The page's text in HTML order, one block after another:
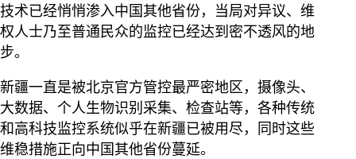
技术已经悄悄渗入中国其他省份，当局对异议、维
权人士乃至普通民众的监控已经达到密不透风的地
步。
新疆一直是被北京官方管控最严密地区，摄像头、
大数据、个人生物识别采集、检查站等，各种传统
和高科技监控系统似乎在新疆已被用尽，同时这些
维稳措施正向中国其他省份蔓延。